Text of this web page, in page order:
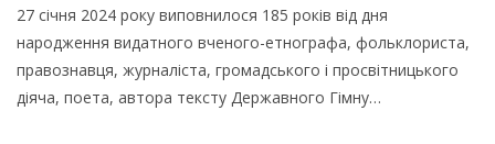
27 січня 2024 року виповнилося 185 років від дня
народження видатного вченого-етнографа, фольклориста,
правознавця, журналіста, громадського і просвітницького
діяча, поета, автора тексту Державного Гімну…